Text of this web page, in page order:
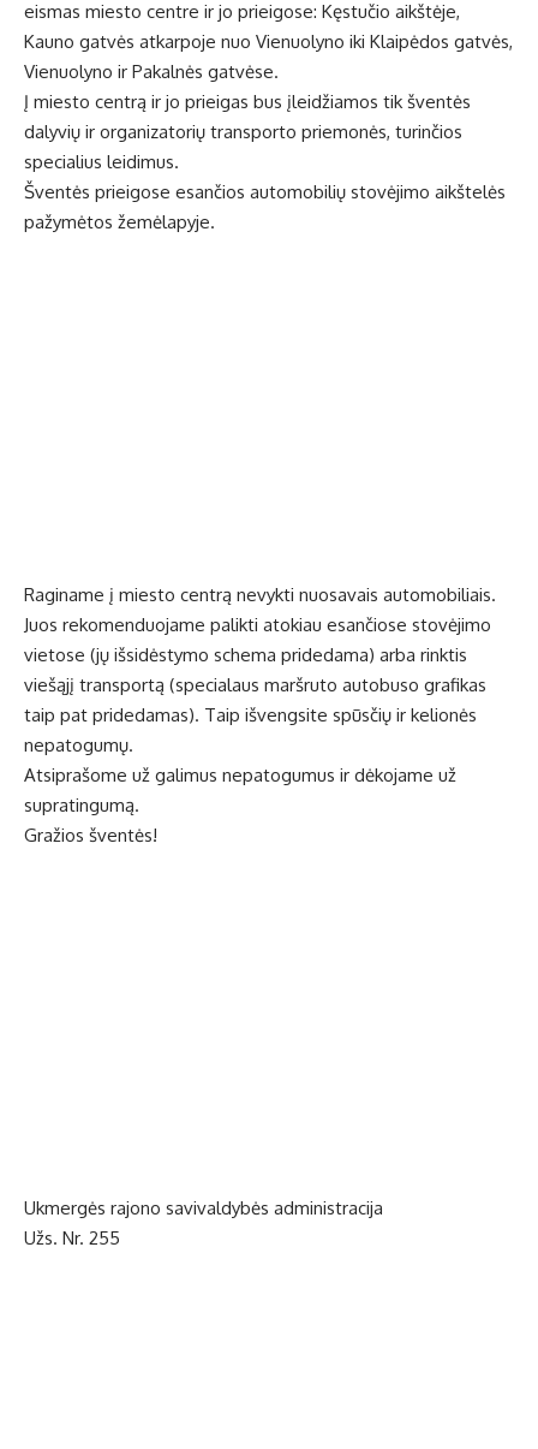
eismas miesto centre ir jo prieigose: Kęstučio aikštėje,
Kauno gatvės atkarpoje nuo Vienuolyno iki Klaipėdos gatvės,
Vienuolyno ir Pakalnės gatvėse.
Į miesto centrą ir jo prieigas bus įleidžiamos tik šventės
dalyvių ir organizatorių transporto priemonės, turinčios
specialius leidimus.
Šventės prieigose esančios automobilių stovėjimo aikštelės
pažymėtos žemėlapyje.
Raginame į miesto centrą nevykti nuosavais automobiliais.
Juos rekomenduojame palikti atokiau esančiose stovėjimo
vietose (jų išsidėstymo schema pridedama) arba rinktis
viešąjį transportą (specialaus maršruto autobuso grafikas
taip pat pridedamas). Taip išvengsite spūsčių ir kelionės
nepatogumų.
Atsiprašome už galimus nepatogumus ir dėkojame už
supratingumą.
Gražios šventės!
Ukmergės rajono savivaldybės administracija
Užs. Nr. 255